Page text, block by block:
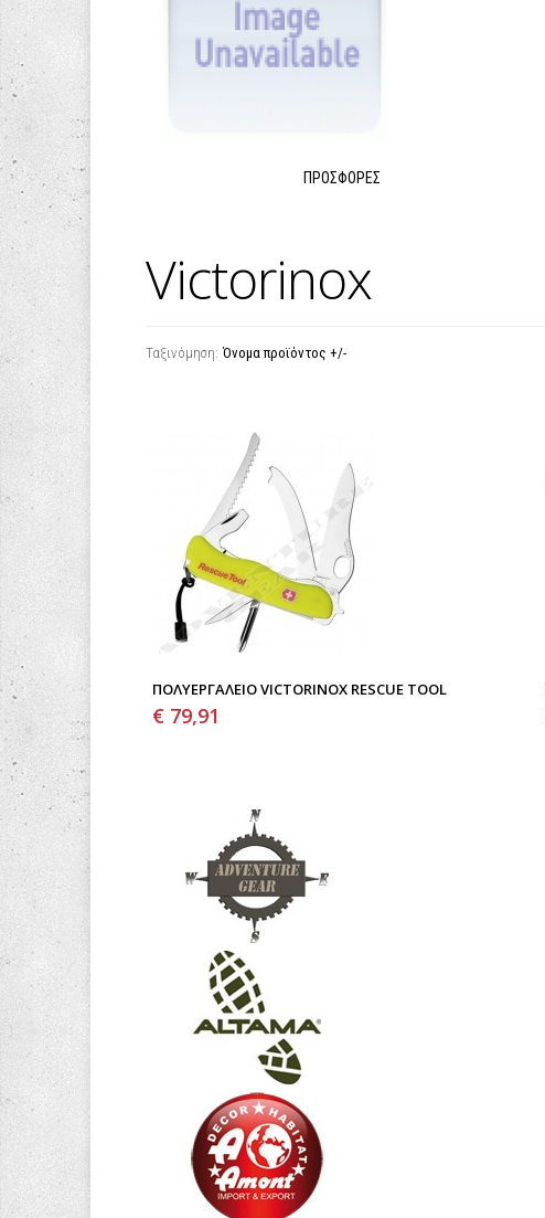
ΠΡΟΣΦΟΡΈΣ
Victorinox
Ταξινόμηση: Όνομα προϊόντος +/-
ΠΟΛΥΕΡΓΑΛΕΊΟ VICTORINOX RESCUE TOOL
€ 79,91